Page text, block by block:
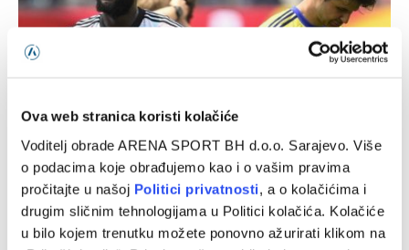
Ova web stranica koristi kolačiće
Voditelj obrade ARENA SPORT BH d.o.o. Sarajevo. Više
o podacima koje obrađujemo kao i o vašim pravima
pročitajte u našoj Politici privatnosti, a o kolačićima i
drugim sličnim tehnologijama u Politici kolačića. Kolačiće
u bilo kojem trenutku možete ponovno ažurirati klikom na
Na pomolu dolazak još jedne zvijezde u Tursku
09/08/2026